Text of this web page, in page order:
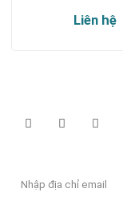
Liên hệ